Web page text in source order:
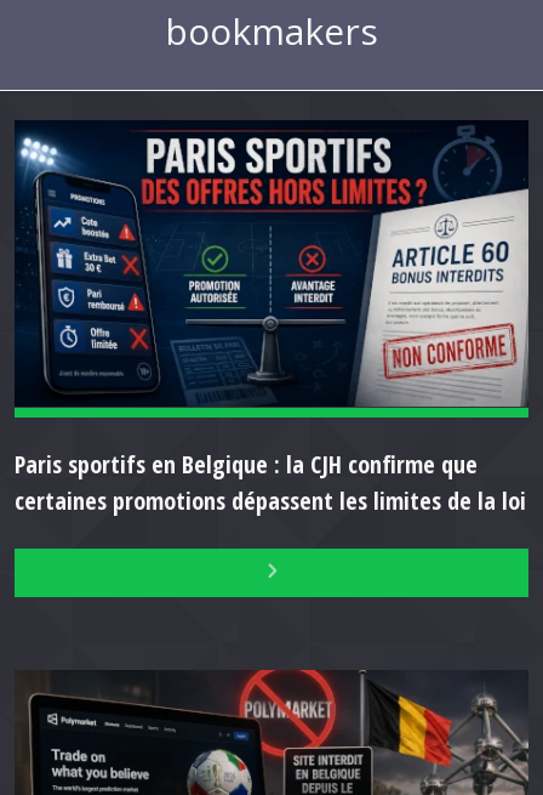
bookmakers
Paris sportifs en Belgique : la CJH confirme que
certaines promotions dépassent les limites de la loi